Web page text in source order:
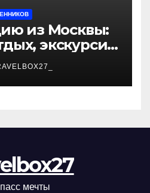
из Москвы:
экскурсии
мечты